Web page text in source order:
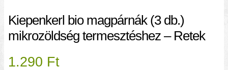
Kiepenkerl bio magpárnák (3 db.)
mikrozöldség termesztéshez – Retek
1.290 Ft